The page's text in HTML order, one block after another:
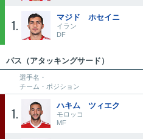
1
マジド ホセイニ
イラン
DF
パス（アタッキングサード）
選手名・
チーム・ポジション
1
ハキム ツィエク
モロッコ
MF